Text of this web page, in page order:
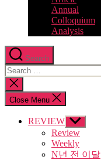
Annual
Colloquium
Analysis
Search
Search
for:
Close
search
Close Menu
REVIEW Show
sub
menu
Review
Weekly
N년 전 이달